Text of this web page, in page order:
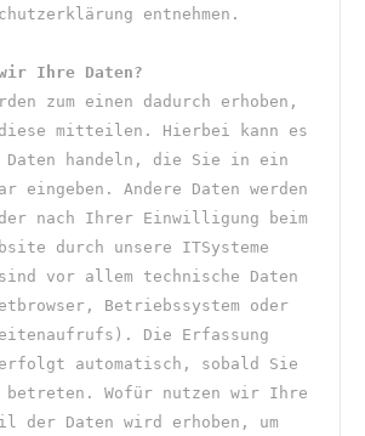
entnehmen.
Ihre Daten?
zum einen dadurch erhoben,
mitteilen. Hierbei kann es
handeln, die Sie in ein
eingeben. Andere Daten werden
nach Ihrer Einwilligung beim
durch unsere ITSysteme
vor allem technische Daten
Betriebssystem oder
Die Erfassung
automatisch, sobald Sie
betreten. Wofür nutzen wir Ihre
der Daten wird erhoben, um